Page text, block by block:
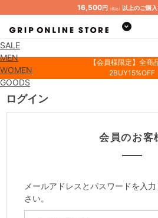
16,500円 （税込） 以上のご購
SALE
MEN
WOMEN
GOODS
【会員様限定】全商
2BUY15%OFF
ログイン
会員のお客
メールアドレスとパスワードを入
さい。